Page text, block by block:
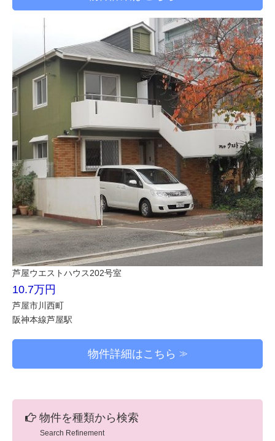
芦屋ウエストハウス202号室
10.7万円
芦屋市川西町
阪神本線芦屋駅
物件詳細はこちら
物件を種類から検索
Search Refinement